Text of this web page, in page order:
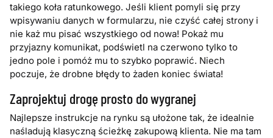
takiego koła ratunkowego. Jeśli klient pomyli się przy
wpisywaniu danych w formularzu, nie czyść całej strony i
nie każ mu pisać wszystkiego od nowa! Pokaż mu
przyjazny komunikat, podświetl na czerwono tylko to
jedno pole i pomóż mu to szybko poprawić. Niech
poczuje, że drobne błędy to żaden koniec świata!
Zaprojektuj drogę prosto do wygranej
Najlepsze instrukcje na rynku są ułożone tak, że idealnie
naśladują klasyczną ścieżkę zakupową klienta. Nie ma tam